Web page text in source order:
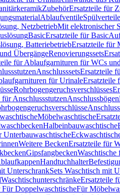
ZubehörErsatzteile für
Ablaufventile
NetzbetriebMit elektronischer
BasicErsatzteile für Basic
BatteriebetriebErsatzteile für
ÜbergängeRenovierungssets
für Ablaufgarnituren für WCs
AnschlusssetsErsatzteile
für UrinaleErsatzteile
Rohrbogengeruchsverschlüsses
AnschlussstutzenAnschlussbögen
Möbelwaschtische
Halbeinbauwaschtische
Unterbauwaschtische
Weitere BeckenErsatzteile für
GipsfangbeckenWaschtische
Handtuchhalter
UnterschrankSets Waschtisch mit
WaschtischunterschränkeErsatzteile
DoppelwaschtischeFür